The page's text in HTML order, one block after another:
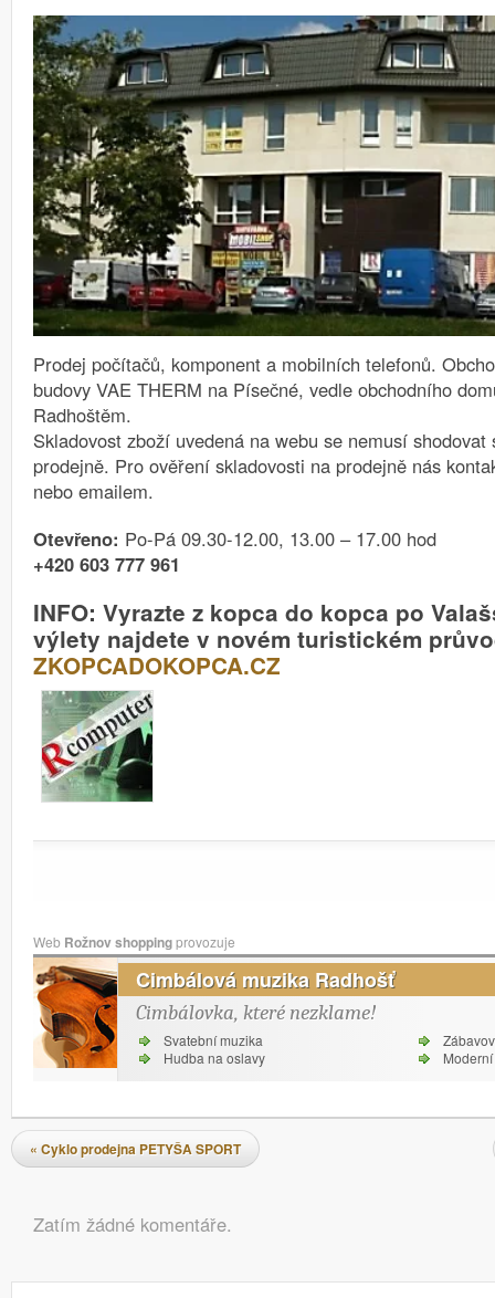
Prodej počítačů, komponent a mobilních telefonů.
budovy VAE THERM na Písečné, vedle obchodního
Radhoštěm.
Skladovost zboží uvedená na webu se nemusí shodovat
prodejně. Pro ověření skladovosti na prodejně nás
nebo emailem.
Otevřeno: Po-Pá 09.30-12.00, 13.00 – 17.00 hod
+420 603 777 961
INFO: Vyrazte z kopca do kopca po
výlety najdete v novém turistickém
ZKOPCADOKOPCA.CZ
Web Rožnov shoppingprovozuje
Cimbálová muzika Radhošť
Cimbálovka, které nezklame!
Svatební muzika
Hudba na oslavy
Navigace pro příspěvky
« Cyklo prodejna PETYŠA SPORT
Komentáře
Zatím žádné komentáře.